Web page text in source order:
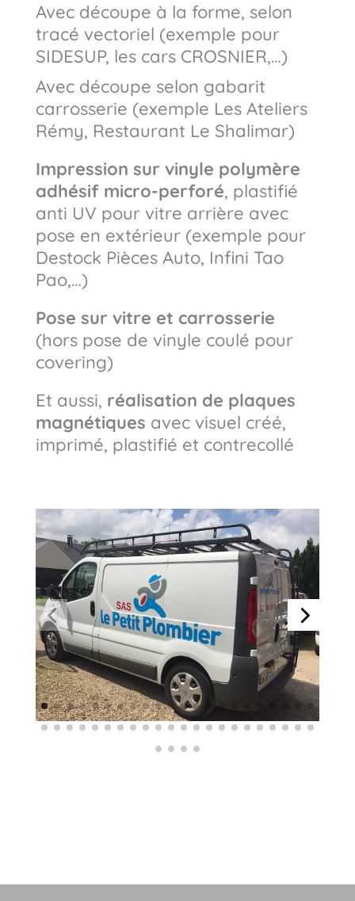
Avec découpe à la forme, selon
tracé vectoriel (exemple pour
SIDESUP, les cars CROSNIER,…)
Avec découpe selon gabarit
carrosserie (exemple Les Ateliers
Rémy, Restaurant Le Shalimar)
Impression sur vinyle polymère
adhésif micro-perforé, plastifié
anti UV pour vitre arrière avec
pose en extérieur (exemple pour
Destock Pièces Auto, Infini Tao
Pao,…)
Pose sur vitre et carrosserie
(hors pose de vinyle coulé pour
covering)
Et aussi, réalisation de plaques
magnétiques avec visuel créé,
imprimé, plastifié et contrecollé